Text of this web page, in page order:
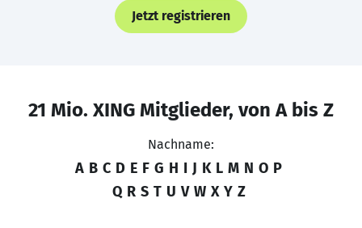
Jetzt registrieren
21 Mio. XING Mitglieder, von A bis Z
Nachname:
A B C D E F G H I J K L M N O P
Q R S T U V W X Y Z